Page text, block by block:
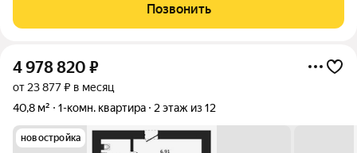
тех, кто ищет комфортное жильё в современном доме. Эта
однокомнатная
Позвонить
4 978 820 ₽
от 23 877 ₽ в месяц
40,8 м²
1-комн. квартира 2 этаж из 12
новостройка